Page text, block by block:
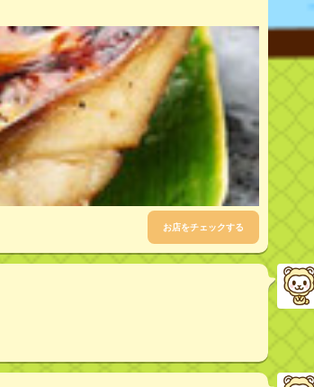
お店をチェックする